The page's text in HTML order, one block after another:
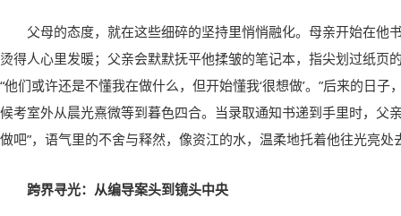
父母的态度，就在这些细碎的坚持里悄悄融化。母亲开始在他
烫得人心里发暖；父亲会默默抚平他揉皱的笔记本，指尖划过纸页
“他们或许还是不懂我在做什么，但开始懂我‘很想做’。”后来的日
候考室外从晨光熹微等到暮色四合。当录取通知书递到手里时，父
做吧”，语气里的不舍与释然，像资江的水，温柔地托着他往光亮处
跨界寻光：从编导案头到镜头中央